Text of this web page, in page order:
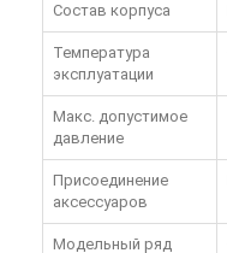
Состав корпуса
Температура
эксплуатации
Макс. допустимое
давление
Присоединение
аксессуаров
Модельный ряд